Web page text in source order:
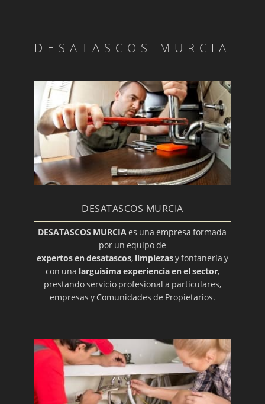
DESATASCOS MURCIA
DESATASCOS MURCIA
DESATASCOS MURCIAes una empresa formada
por un equipo de
expertos en desatascos, limpiezasy fontanería y
con una larguísima experiencia en el sector,
prestando servicio profesional a particulares,
empresas y Comunidades de Propietarios.